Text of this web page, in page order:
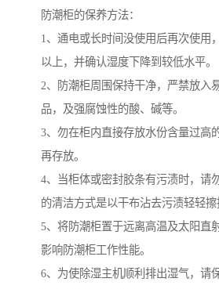
防潮柜的保养方法：
1、通电或长时间没使用后再次使用
以上，并确认湿度下降到较低水平。
2、防潮柜周围保持干净，严禁放入
品，及强腐蚀性的酸、碱等。
3、勿在柜内直接存放水份含量过高
再存放。
4、当柜体或密封胶条有污渍时，请
的清洁方式是以干布沾去污渍轻轻擦
5、将防潮柜置于远离高温及太阳直
影响防潮柜工作性能。
6、为使除湿主机顺利排出湿气，请